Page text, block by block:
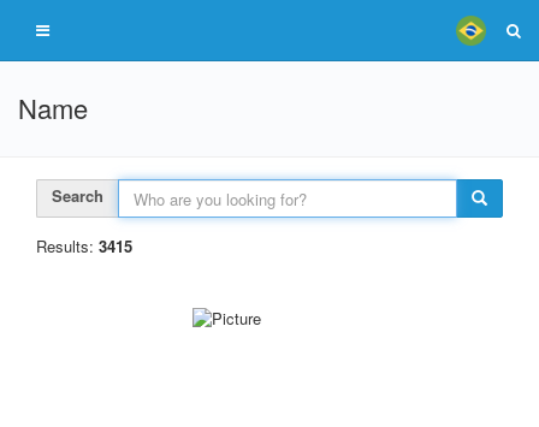
Name
Search
Results: 3415